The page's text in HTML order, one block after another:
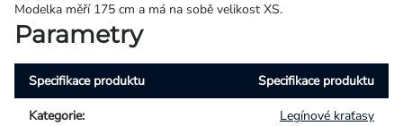
Modelka měří 175 cm a má na sobě velikost XS.
Parametry
Specifikace produktu Specifikace produktu
Kategorie: Legínové kraťasy